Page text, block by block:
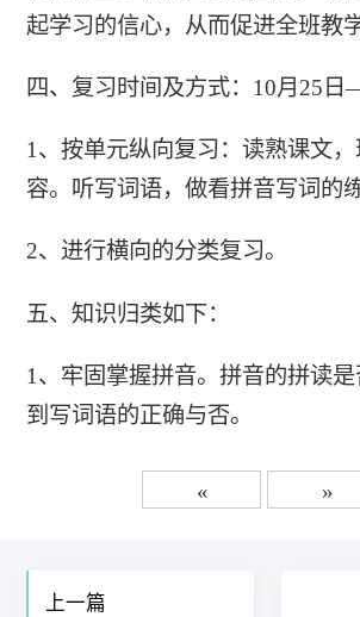
起学习的信心，从而促进全班教
四、复习时间及方式：10月25日
1、按单元纵向复习：读熟课文
容。听写词语，做看拼音写词的练
2、进行横向的分类复习。
五、知识归类如下：
1、牢固掌握拼音。拼音的拼读
到写词语的正确与否。
« »
上一篇